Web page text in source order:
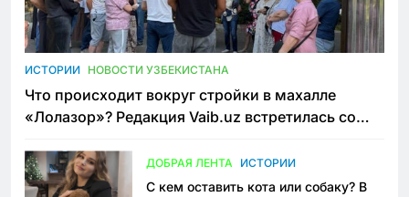
ИСТОРИИ НОВОСТИ УЗБЕКИСТАНА
Что происходит вокруг стройки в махалле
«Лолазор»? Редакция Vaib.uz встретилась со
ДОБРАЯ ЛЕНТА ИСТОРИИ
С кем оставить кота или собаку? В